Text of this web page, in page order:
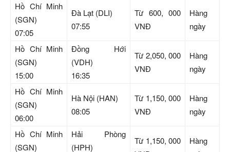
Hồ Chí Minh
(SGN)
07:05
Đà Lạt (DLI)
07:55
Từ 600, 000
VNĐ
Hàng
ngày
Hồ Chí Minh
(SGN)
15:00
Đồng Hới
(VDH)
16:35
Từ 2,050, 000
VNĐ
Hàng
ngày
Hồ Chí Minh
(SGN)
06:00
Hà Nội (HAN)
08:05
Từ 1,150, 000
VNĐ
Hàng
ngày
Hồ Chí Minh
(SGN)
Hải Phòng
(HPH)
Từ 1,150, 000
Hàng